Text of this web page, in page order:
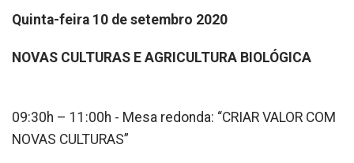
Quinta-feira 10 de setembro 2020
NOVAS CULTURAS E AGRICULTURA BIOLÓGICA
09:30h – 11:00h - Mesa redonda: “CRIAR VALOR COM
NOVAS CULTURAS”